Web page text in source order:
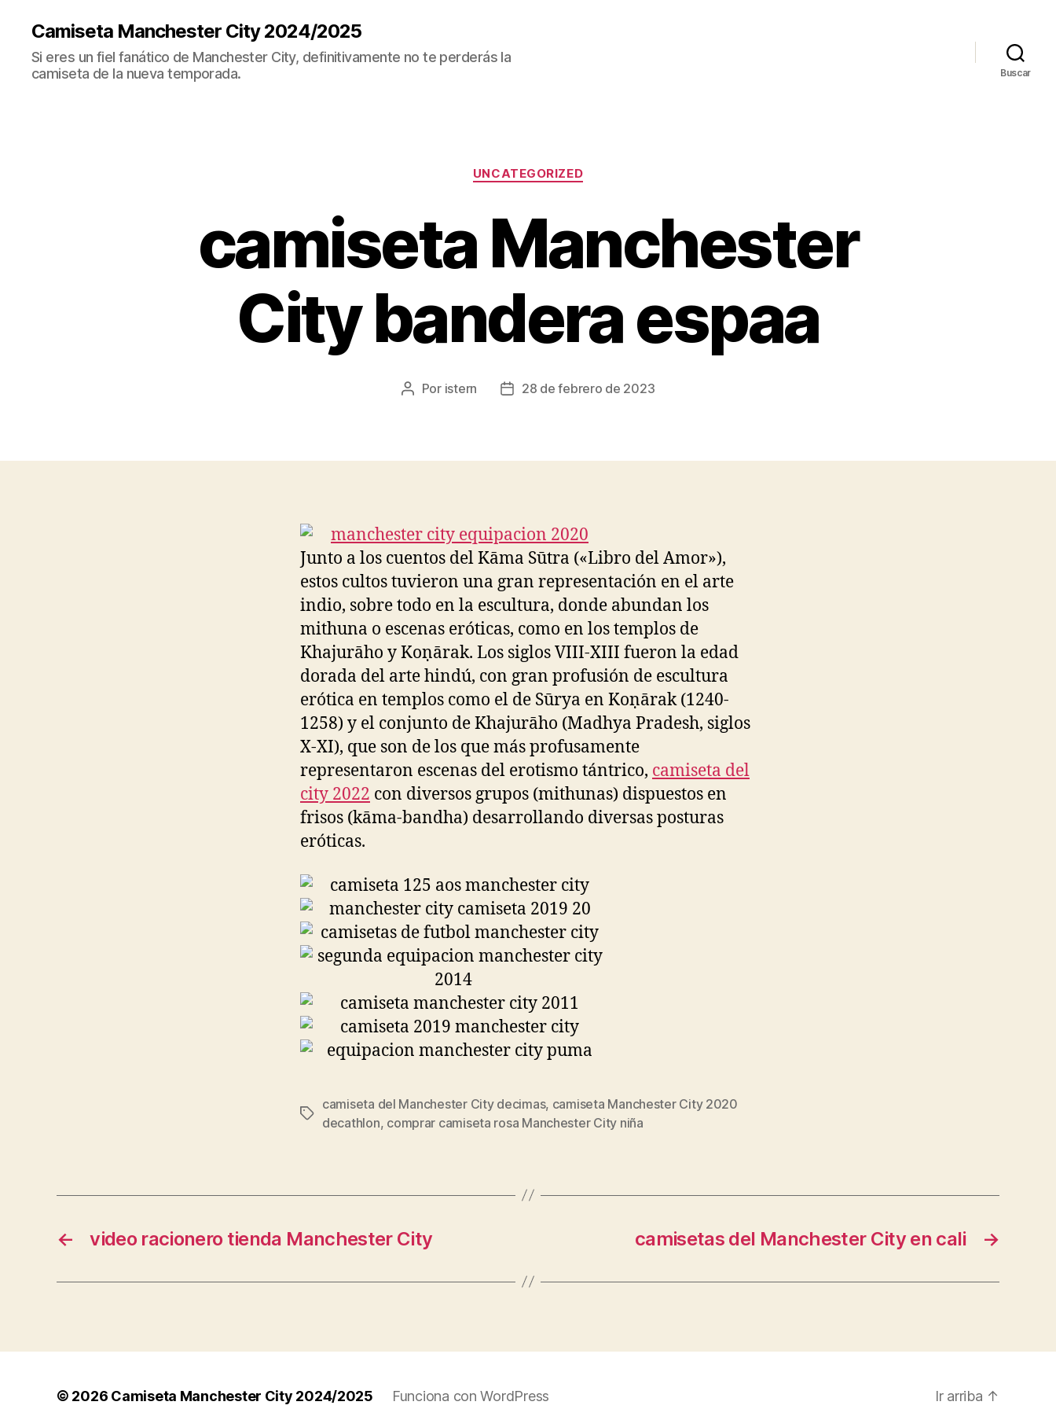
Camiseta Manchester City 2024/2025
Si eres un fiel fanático de Manchester City, definitivamente no te perderás la
camiseta de la nueva temporada.
Buscar
Categorías
UNCATEGORIZED
camiseta Manchester
City bandera espaa
Autor
Por istern
Fecha28 de febrero de 2023
Junto a los cuentos del Kāma Sūtra («Libro del Amor»),
estos cultos tuvieron una gran representación en el arte
indio, sobre todo en la escultura, donde abundan los
mithuna o escenas eróticas, como en los templos de
Khajurāho y Koṇārak. Los siglos VIII-XIII fueron la edad
dorada del arte hindú, con gran profusión de escultura
erótica en templos como el de Sūrya en Koṇārak (1240-
1258) y el conjunto de Khajurāho (Madhya Pradesh, siglos
X-XI), que son de los que más profusamente
representaron escenas del erotismo tántrico, camiseta del
city 2022 con diversos grupos (mithunas) dispuestos en
frisos (kāma-bandha) desarrollando diversas posturas
eróticas.
Etiquetas
camiseta del Manchester City decimas, camiseta Manchester City 2020
decathlon, comprar camiseta rosa Manchester City niña
← video racionero tienda Manchester City →
camisetas del Manchester City en cali
© 2026 Camiseta Manchester City 2024/2025 Funciona con WordPress Ir arriba ↑